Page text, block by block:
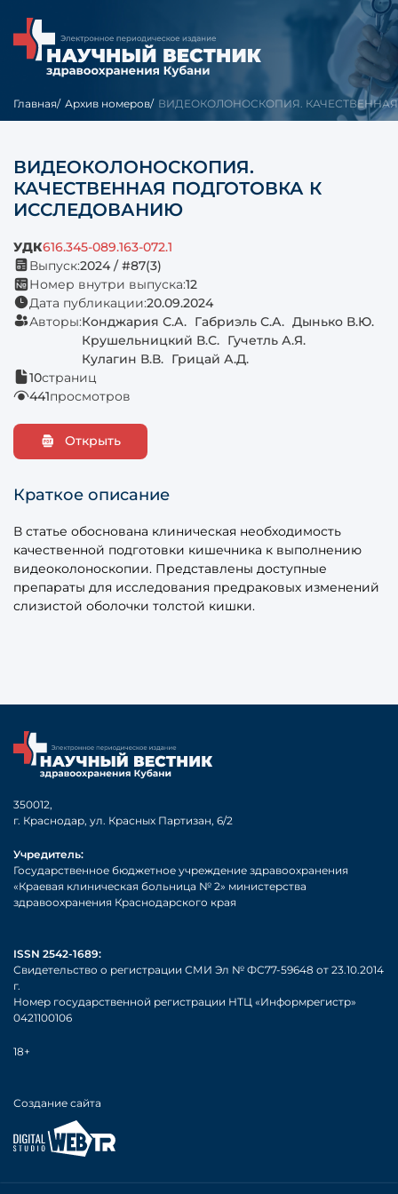
Главная Архив номеров ВИДЕОКОЛОНОСКОПИЯ. КАЧЕСТВЕННАЯ
ВИДЕОКОЛОНОСКОПИЯ.
КАЧЕСТВЕННАЯ ПОДГОТОВКА К
ИССЛЕДОВАНИЮ
УДК616.345-089.163-072.1
Выпуск:2024 / #87(3)
Номер внутри выпуска:12
Дата публикации:20.09.2024
Авторы:Конджария С.А. Габриэль С.А. Дынько В.Ю.
Крушельницкий В.С. Гучетль А.Я.
Кулагин В.В. Грицай А.Д.
10страниц
441просмотров
Открыть
Краткое описание
В статье обоснована клиническая необходимость
качественной подготовки кишечника к выполнению
видеоколоноскопии. Представлены доступные
препараты для исследования предраковых изменений
слизистой оболочки толстой кишки.
350012,
г. Краснодар, ул. Красных Партизан, 6/2
Учредитель:
Государственное бюджетное учреждение здравоохранения
«Краевая клиническая больница № 2» министерства
здравоохранения Краснодарского края
ISSN 2542-1689:
Свидетельство о регистрации СМИ Эл № ФС77-59648 от 23.10.2014
г.
Номер государственной регистрации НТЦ «Информрегистр»
0421100106
18+
Создание сайта